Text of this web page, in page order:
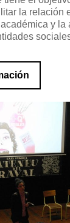
la relación
y la